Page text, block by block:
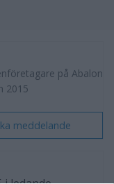
på Abalon
2015
meddelande